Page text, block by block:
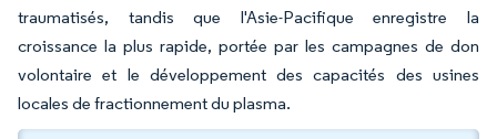
traumatisés, tandis que l'Asie-Pacifique enregistre la
croissance la plus rapide, portée par les campagnes de don
volontaire et le développement des capacités des usines
locales de fractionnement du plasma.